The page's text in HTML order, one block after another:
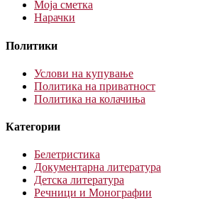
Моја сметка
Нарачки
Политики
Услови на купување
Политика на приватност
Политика на колачиња
Категории
Белетристика
Документарна литература
Детска литература
Речници и Монографии